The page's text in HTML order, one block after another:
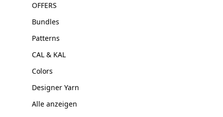
OFFERS
Bundles
Patterns
CAL & KAL
Colors
Designer Yarn
Alle anzeigen